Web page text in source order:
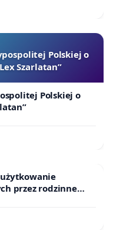
Polskiej o
Szarlatan”
Polskiej o
użytkowanie
przez rodzinne